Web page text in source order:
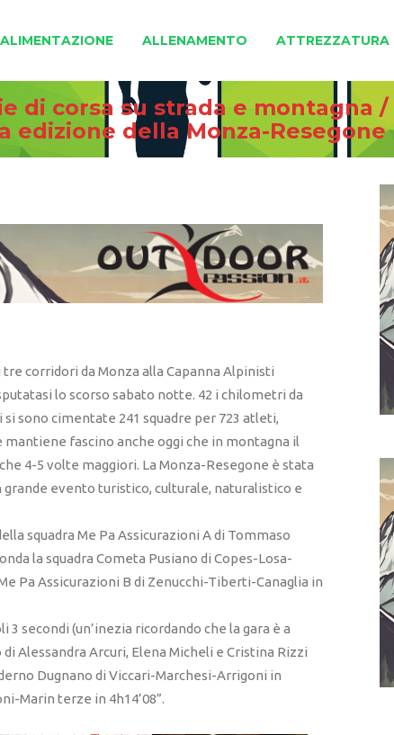
ALIMENTAZIONE ALLENAMENTO ATTREZZATURA
di corsa su strada e montagna /
edizione della Monza-Resegone
corridori da Monza alla Capanna Alpinisti
lo scorso sabato notte. 42 i chilometri da
sono cimentate 241 squadre per 723 atleti,
mantiene fascino anche oggi che in montagna il
4-5 volte maggiori. La Monza-Resegone è stata
evento turistico, culturale, naturalistico e
squadra Me Pa Assicurazioni A di Tommaso
la squadra Cometa Pusiano di Copes-Losa-
Pa Assicurazioni B di Zenucchi-Tiberti-Canaglia in
secondi (un’inezia ricordando che la gara è a
Alessandra Arcuri, Elena Micheli e Cristina Rizzi
Dugnano di Viccari-Marchesi-Arrigoni in
Marin terze in 4h14’08”.